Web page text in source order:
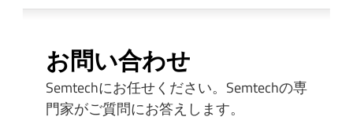
お問い合わせ
Semtechにお任せください。Semtechの専
門家がご質問にお答えします。